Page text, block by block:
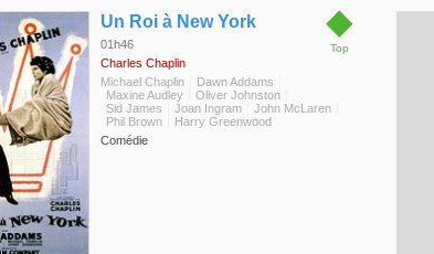
◆
Top
Un Roi à New York
01h46
Charles Chaplin
Michael Chaplin
Dawn Addams
Maxine Audley
Oliver Johnston
Sid James
Joan Ingram
John McLaren
Phil Brown
Harry Greenwood
Comédie